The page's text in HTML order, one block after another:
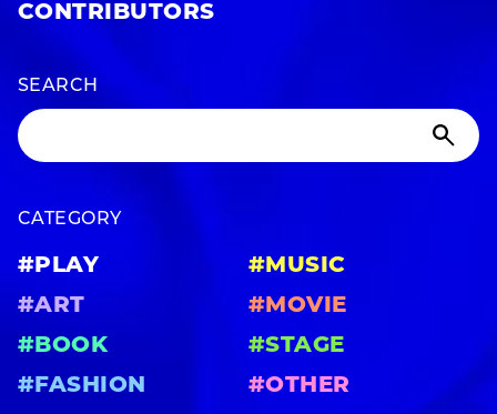
CONTRIBUTORS
SEARCH
CATEGORY
#PLAY
#MUSIC
#ART
#MOVIE
#BOOK
#STAGE
#FASHION
#OTHER